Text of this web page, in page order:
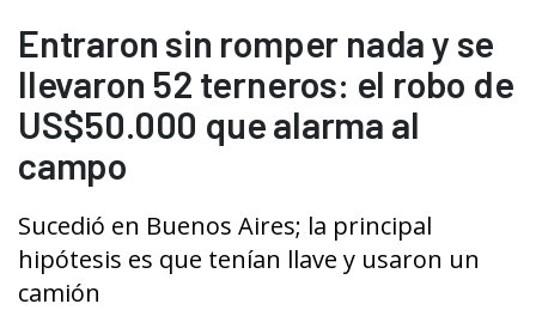
Entraron sin romper nada y se
llevaron 52 terneros: el robo de
US$50.000 que alarma al
campo
Sucedió en Buenos Aires; la principal
hipótesis es que tenían llave y usaron un
camión